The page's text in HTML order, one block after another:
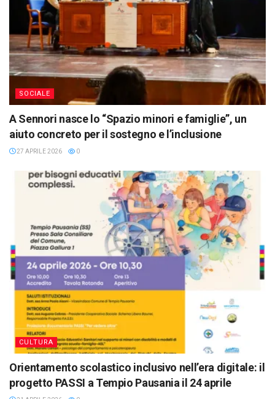
SOCIALE
A Sennori nasce lo “Spazio minori e famiglie”, un
aiuto concreto per il sostegno e l’inclusione
27 APRILE 2026 0
CULTURA
Orientamento scolastico inclusivo nell’era digitale: il
progetto PASSI a Tempio Pausania il 24 aprile